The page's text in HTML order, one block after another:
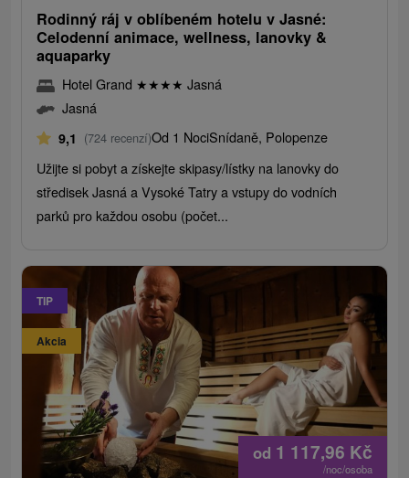
Rodinný ráj v oblíbeném hotelu v Jasné:
Celodenní animace, wellness, lanovky &
aquaparky
Hotel Grand ★★★★ Jasná
Jasná
9,1 (724 recenzí)Od 1 NociSnídaně, Polopenze
Užijte si pobyt a získejte skipasy/lístky na lanovky do
středisek Jasná a Vysoké Tatry a vstupy do vodních
parků pro každou osobu (počet...
TIP
Akcia
od 1 117,96 Kč
/noc/osoba